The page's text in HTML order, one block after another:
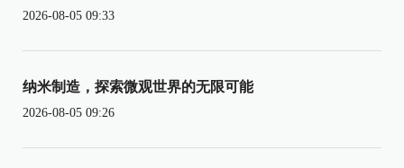
2026-08-05 09:33
纳米制造，探索微观世界的无限可能
2026-08-05 09:26